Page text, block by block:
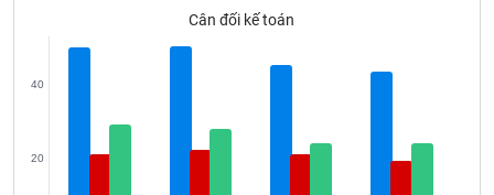
Cân đối kế toán
20
40
viết
(-)